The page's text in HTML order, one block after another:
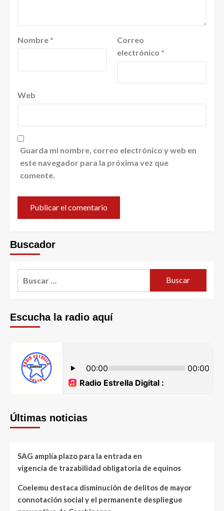
Nombre *
Correo
electrónico *
Web
Guarda mi nombre, correo electrónico y web en
este navegador para la próxima vez que
comente.
Buscador
Escucha la radio aquí
Últimas noticias
SAG amplía plazo para la entrada en
vigencia de trazabilidad obligatoria de equinos
Coelemu destaca disminución de delitos de mayor
connotación social y el permanente despliegue